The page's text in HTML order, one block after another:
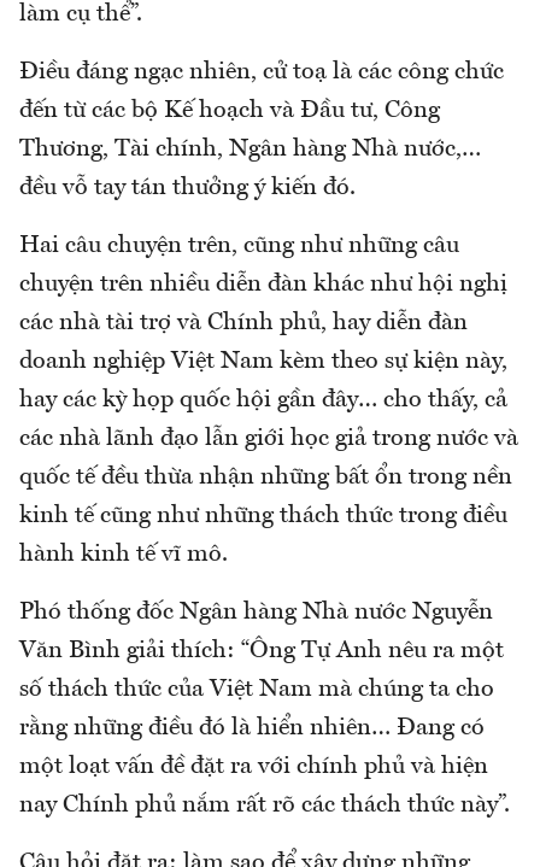
làm cụ thể”.
Điều đáng ngạc nhiên, cử toạ là các công chức
đến từ các bộ Kế hoạch và Đầu tư, Công
Thương, Tài chính, Ngân hàng Nhà nước,…
đều vỗ tay tán thưởng ý kiến đó.
Hai câu chuyện trên, cũng như những câu
chuyện trên nhiều diễn đàn khác như hội nghị
các nhà tài trợ và Chính phủ, hay diễn đàn
doanh nghiệp Việt Nam kèm theo sự kiện này,
hay các kỳ họp quốc hội gần đây… cho thấy, cả
các nhà lãnh đạo lẫn giới học giả trong nước và
quốc tế đều thừa nhận những bất ổn trong nền
kinh tế cũng như những thách thức trong điều
hành kinh tế vĩ mô.
Phó thống đốc Ngân hàng Nhà nước Nguyễn
Văn Bình giải thích: “Ông Tự Anh nêu ra một
số thách thức của Việt Nam mà chúng ta cho
rằng những điều đó là hiển nhiên… Đang có
một loạt vấn đề đặt ra với chính phủ và hiện
nay Chính phủ nắm rất rõ các thách thức này”.